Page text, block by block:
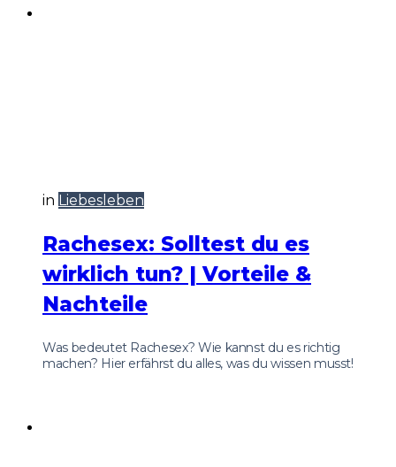
in Liebesleben
Rachesex: Solltest du es
wirklich tun? | Vorteile &
Nachteile
Was bedeutet Rachesex? Wie kannst du es richtig
machen? Hier erfährst du alles, was du wissen musst!